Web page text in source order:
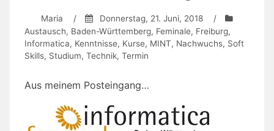
Maria / Donnerstag, 21. Juni, 2018
/
Austausch, Baden-Württemberg, Feminale, Freiburg,
Informatica, Kenntnisse, Kurse, MINT, Nachwuchs, Soft
Skills, Studium, Technik, Termin
Aus meinem Posteingang…